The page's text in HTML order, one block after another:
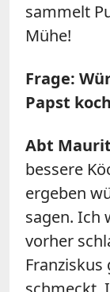
sammelt
Mühe!
Frage:
Papst
Abt
bessere
ergeben
sagen. Ich
vorher